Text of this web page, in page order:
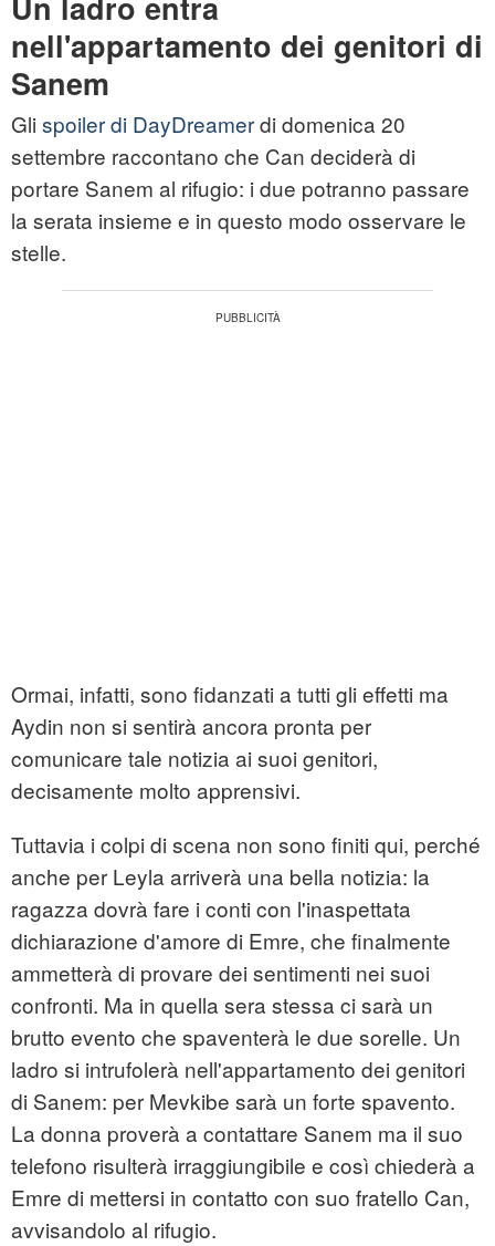
nell'appartamento dei genitori di
Sanem
Gli spoiler di DayDreamerdi domenica 20
settembre raccontano che Can deciderà di
portare Sanem al rifugio: i due potranno passare
la serata insieme e in questo modo osservare le
stelle.
Ormai, infatti, sono fidanzati a tutti gli effetti ma
Aydin non si sentirà ancora pronta per
comunicare tale notizia ai suoi genitori,
decisamente molto apprensivi.
Tuttavia i colpi di scena non sono finiti qui, perché
anche per Leyla arriverà una bella notizia: la
ragazza dovrà fare i conti con l'inaspettata
dichiarazione d'amore di Emre, che finalmente
ammetterà di provare dei sentimenti nei suoi
confronti. Ma in quella sera stessa ci sarà un
brutto evento che spaventerà le due sorelle. Un
ladro si intrufolerà nell'appartamento dei genitori
di Sanem: per Mevkibe sarà un forte spavento.
La donna proverà a contattare Sanem ma il suo
telefono risulterà irraggiungibile e così chiederà a
Emre di mettersi in contatto con suo fratello Can,
avvisandolo al rifugio.